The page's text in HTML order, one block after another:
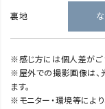
裏地
※感じ方には個人差がご
※屋外での撮影画像は、
ます。
※モニター・環境等によ